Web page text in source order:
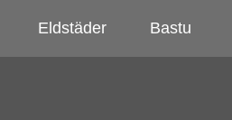
Eldstäder Bastu